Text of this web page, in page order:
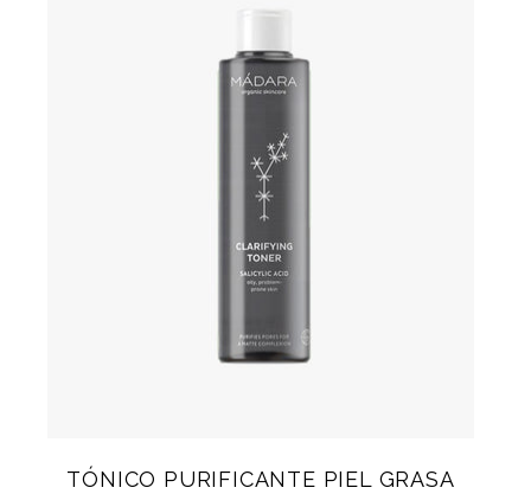
TÓNICO PURIFICANTE PIEL GRASA